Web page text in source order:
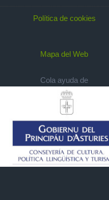
Política de cookies
Mapa del Web
Cola ayuda de